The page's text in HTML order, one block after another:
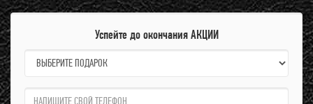
Успейте до окончания АКЦИИ
name:
qzw: